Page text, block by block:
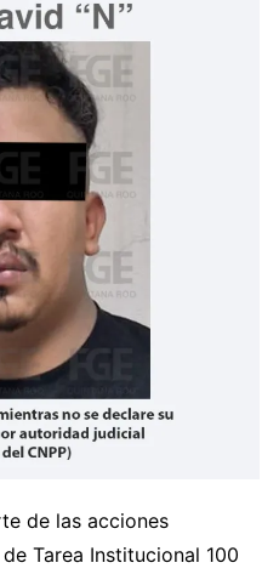
de las acciones
Tarea Institucional 100